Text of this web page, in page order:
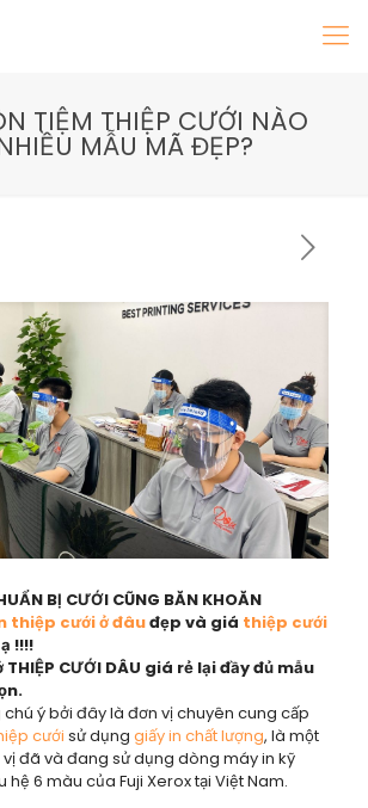
TIỆM THIỆP CƯỚI NÀO
MẪU MÃ ĐẸP?
BỊ CƯỚI CŨNG BĂN KHOĂN
thiệp cưới ở đâuđẹp và giá thiệp cưới
!!!!
CƯỚI DÂU giá rẻ lại đầy đủ mẫu
ý bởi đây là đơn vị chuyên cung cấp
cưới sử dụng giấy in chất lượng, là một
đã và đang sử dụng dòng máy in kỹ
hệ 6 màu của Fuji Xerox tại Việt Nam.